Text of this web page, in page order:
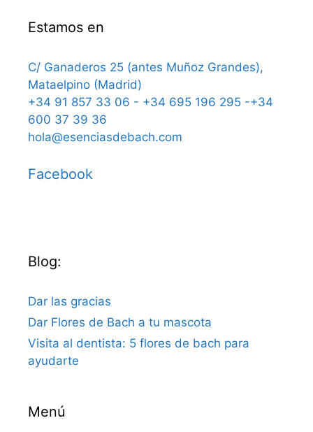
Estamos en
C/ Ganaderos 25 (antes Muñoz Grandes),
Mataelpino (Madrid)
+34 91 857 33 06 - +34 695 196 295 -+34
600 37 39 36
hola@esenciasdebach.com
Facebook
Blog:
Dar las gracias
Dar Flores de Bach a tu mascota
Visita al dentista: 5 flores de bach para
ayudarte
Menú